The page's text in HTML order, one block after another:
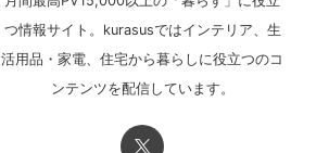
つ情報サイト。kurasusではインテリア、生
活用品・家電、住宅から暮らしに役立つのコ
ンテンツを配信しています。